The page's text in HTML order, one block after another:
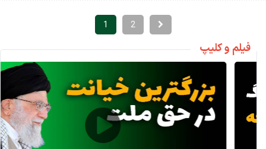
1 2
فیلم و کلیپ